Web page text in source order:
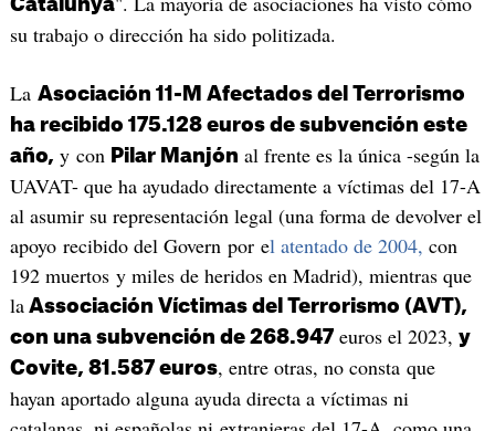
Catalunya
su trabajo o dirección ha sido politizada.
La Asociación 11-M Afectados del Terrorismo
ha recibido 175.128 euros de subvención este
año, y con Pilar Manjón al frente es la única -según la
UAVAT- que ha ayudado directamente a víctimas del 17-A
al asumir su representación legal (una forma de devolver el
apoyo recibido del Govern por el atentado de 2004, con
192 muertos y miles de heridos en Madrid), mientras que
laAssociación Víctimas del Terrorismo (AVT),
con una subvención de 268.947euros el 2023, y
Covite, 81.587 euros, entre otras, no consta que
hayan aportado alguna ayuda directa a víctimas ni